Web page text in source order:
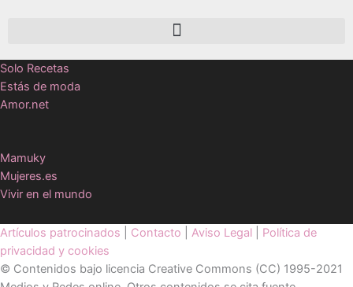
Solo Recetas
Estás de moda
Amor.net
Mamuky
Mujeres.es
Vivir en el mundo
Artículos patrocinados Contacto Aviso Legal
Política de
privacidad y cookies
© Contenidos bajo licencia Creative Commons (CC) 1995-2021